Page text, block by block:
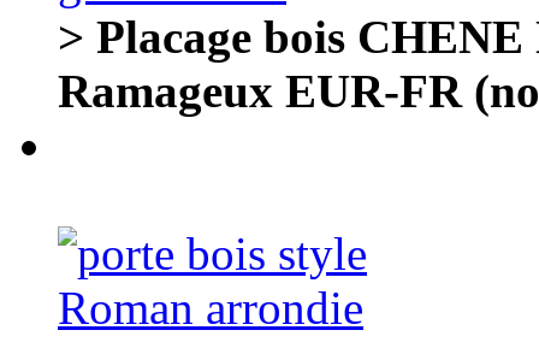
> Placage bois
Ramageux EUR-FR